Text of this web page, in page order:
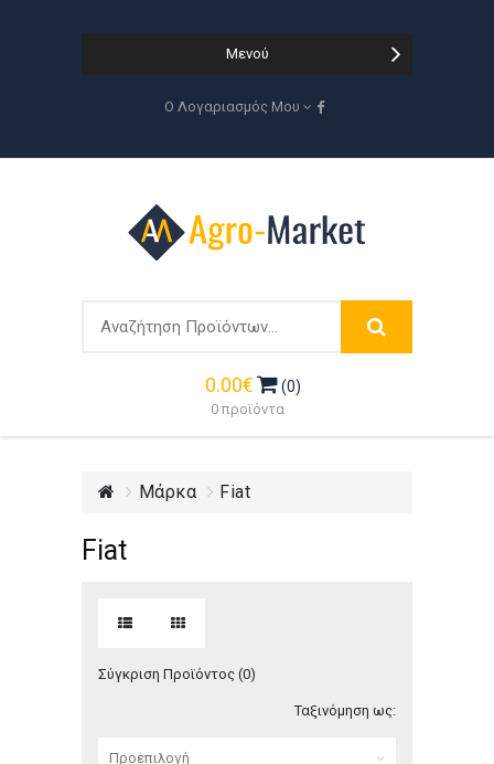
Μενού
Ο Λογαριασμός Μου
0.00€ (0)
0 προϊόντα
Μάρκα Fiat
Fiat
Σύγκριση Προϊόντος (0)
Ταξινόμηση ως: